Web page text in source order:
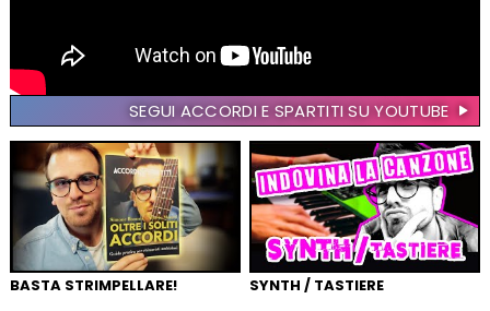
SEGUI ACCORDI E SPARTITI SU YOUTUBE
BASTA STRIMPELLARE! SYNTH / TASTIERE